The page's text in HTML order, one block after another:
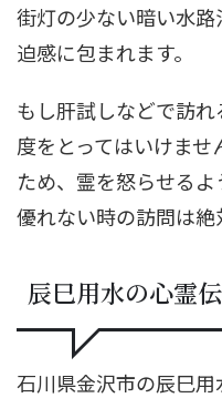
街灯の少ない暗い水
迫感に包まれます。
もし肝試しなどで訪
度をとってはいけませ
ため、霊を怒らせる
優れない時の訪問は絶
辰巳用水の心霊
石川県金沢市の辰巳